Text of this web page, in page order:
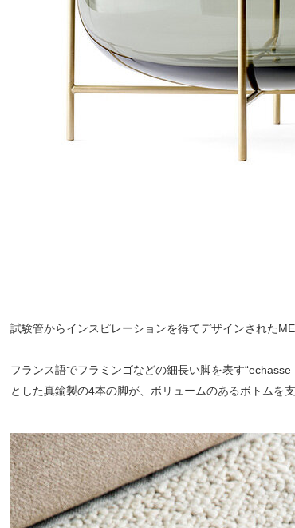
試験管からインスピレーションを得てデザインされた
フランス語でフラミンゴなどの細長い脚を表す
とした真鍮製の4本の脚が、ボリュームのあるボトムを支